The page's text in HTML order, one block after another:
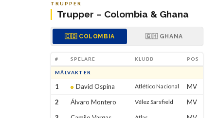
TRUPPER
Trupper – Colombia & Ghana
🇨🇴 COLOMBIA 🇬🇭 GHANA
# SPELARE KLUBB POS
MÅLVAKTER
1 David Ospina Atlético Nacional
MV
2
Álvaro Montero Vélez Sarsfield
MV